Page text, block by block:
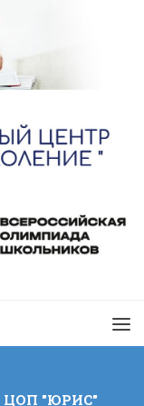
ЦОП "ЮРИС"